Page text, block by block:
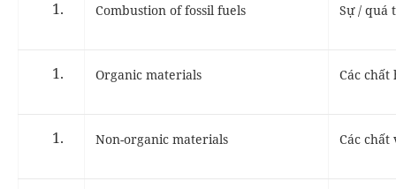
Combustion of fossil fuels Sự / quá
Organic materials Các chất
Non-organic materials Các chất